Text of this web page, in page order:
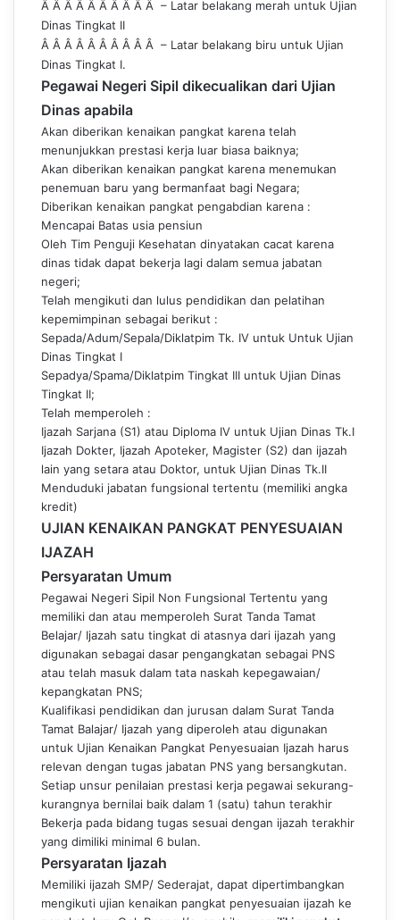
Â Â Â Â Â Â Â Â Â Â – L atar belakang merah untuk Ujian
Dinas Tingkat II
Â Â Â Â Â Â Â Â Â Â – Latar belakang biru untuk Ujian
Dinas Tingkat I.
Pegawai Negeri Sipil dikecualikan dari Ujian
Dinas apabila
Akan diberikan kenaikan pangkat karena telah
menunjukkan prestasi kerja luar biasa baiknya;
Akan diberikan kenaikan pangkat karena menemukan
penemuan baru yang bermanfaat bagi Negara;
Diberikan kenaikan pangkat pengabdian karena :
Mencapai Batas usia pensiun
Oleh Tim Penguji Kesehatan dinyatakan cacat karena
dinas tidak dapat bekerja lagi dalam semua jabatan
negeri;
Telah mengikuti dan lulus pendidikan dan pelatihan
kepemimpinan sebagai berikut :
Sepada/Adum/Sepala/Diklatpim Tk. IV untuk Untuk Ujian
Dinas Tingkat I
Sepadya/Spama/Diklatpim Tingkat III untuk Ujian Dinas
Tingkat II;
Telah memperoleh :
Ijazah Sarjana (S1) atau Diploma IV untuk Ujian Dinas Tk.I
Ijazah Dokter, Ijazah Apoteker, Magister (S2) dan ijazah
lain yang setara atau Doktor, untuk Ujian Dinas Tk.II
Menduduki jabatan fungsional tertentu (memiliki angka
kredit)
UJIAN KENAIKAN PANGKAT PENYESUAIAN
IJAZAH
Persyaratan Umum
Pegawai Negeri Sipil Non Fungsional Tertentu yang
memiliki dan atau memperoleh Surat Tanda Tamat
Belajar/ Ijazah satu tingkat di atasnya dari ijazah yang
digunakan sebagai dasar pengangkatan sebagai PNS
atau telah masuk dalam tata naskah kepegawaian/
kepangkatan PNS;
Kualifikasi pendidikan dan jurusan dalam Surat Tanda
Tamat Balajar/ Ijazah yang diperoleh atau digunakan
untuk Ujian Kenaikan Pangkat Penyesuaian Ijazah harus
relevan dengan tugas jabatan PNS yang bersangkutan.
Setiap unsur penilaian prestasi kerja pegawai sekurang-
kurangnya bernilai baik dalam 1 (satu) tahun terakhir
Bekerja pada bidang tugas sesuai dengan ijazah terakhir
yang dimiliki minimal 6 bulan.
Persyaratan Ijazah
Memiliki ijazah SMP/ Sederajat, dapat dipertimbangkan
mengikuti ujian kenaikan pangkat penyesuaian ijazah ke